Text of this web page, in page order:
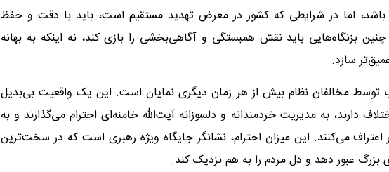
اما در شرایطی که کشور در معرض تهدید مستقیم است، باید با دقت و حفظ
بزنگاه‌هایی باید نقش همبستگی و آگاهی‌بخشی را بازی کند، نه اینکه به بهانه
سازد.
توسط مخالفان نظام بیش از هر زمان دیگری نمایان است. این یک واقعیت بی‌بدیل
دارند، به مدیریت خردمندانه و دلسوزانه آیت‌الله خامنه‌ای احترام می‌گذارند و به
می‌کنند. این میزان احترام، نشانگر جایگاه ویژه رهبری است که در سخت‌ترین
بزرگ عبور دهد و دل مردم را به هم نزدیک کند.